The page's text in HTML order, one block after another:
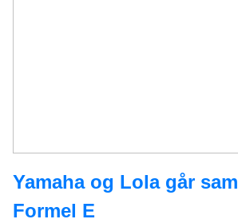
Yamaha og Lola går
Formel E